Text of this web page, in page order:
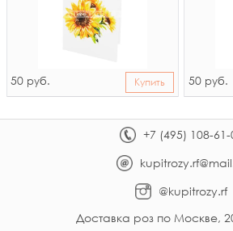
50 руб. Купить 50 руб.
+7 (495) 108-61-
@kupitrozy.rf
Доставка роз по Москве,